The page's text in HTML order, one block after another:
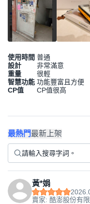
使用時間 普通
設計
非常滿意
重量
很輕
智慧功能 功能豐富且方便
CP值
CP值很高
最熱門最新上架
黃*娟
賣家: 酷澎股份有